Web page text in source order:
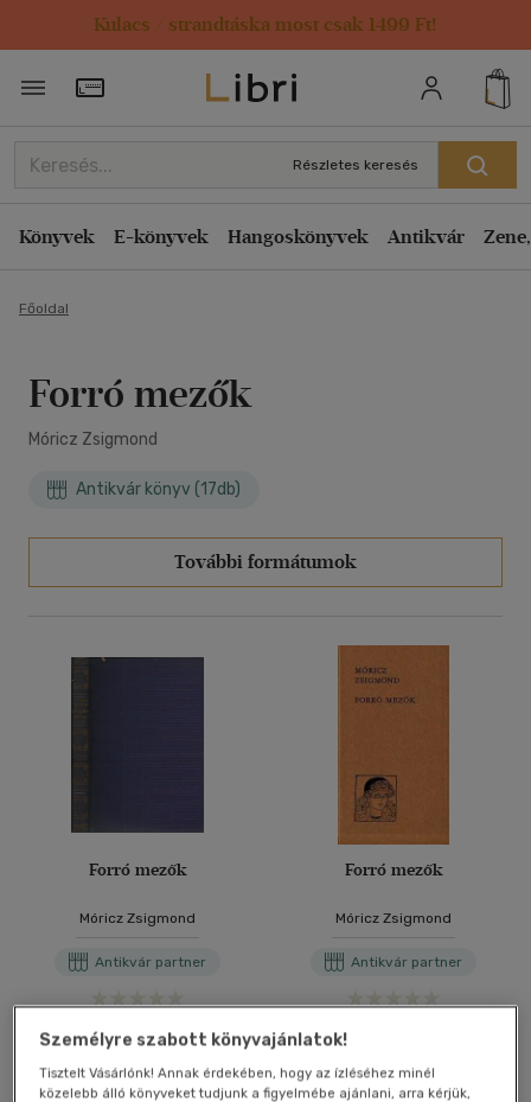
Kulacs / strandtáska most csak 1499 Ft!
Törzsvásárlói Kártya adatai
Részletes keresés
Könyvek E-könyvek Hangoskönyvek Antikvár
Főoldal
Forró mezők
Móricz Zsigmond
Antikvár könyv (17db)
További formátumok
Forró mezők
Móricz Zsigmond
Antikvár partner
Árinformációk
Online ár: 940 Ft
Forró mezők
Móricz Zsigmond
Antikvár partner
Árinformációk
Online ár:940 Ft
Személyre szabott könyvajánlatok!
Tisztelt Vásárlónk! Annak érdekében, hogy az ízléséhez minél
közelebb álló könyveket tudjunk a figyelmébe ajánlani, arra kérjük,